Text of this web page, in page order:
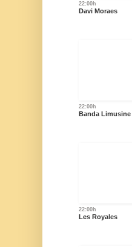
Davi Moraes
22:00h
Banda Limusine
22:00h
Les Royales
22:00h